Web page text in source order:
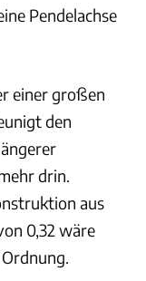
Pendelachse
einer großen
den
drin.
aus
0,32 wäre